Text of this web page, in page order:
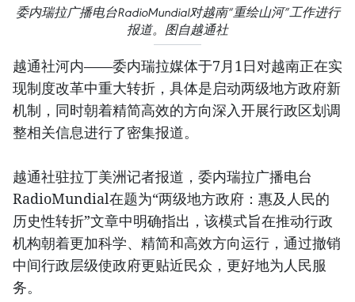
委内瑞拉广播电台RadioMundial对越南“重绘山河”工作进行
报道。图自越通社
越通社河内——委内瑞拉媒体于7月1日对越南正在实
现制度改革中重大转折，具体是启动两级地方政府新
机制，同时朝着精简高效的方向深入开展行政区划调
整相关信息进行了密集报道。
越通社驻拉丁美洲记者报道，委内瑞拉广播电台
RadioMundial在题为“两级地方政府：惠及人民的
历史性转折”文章中明确指出，该模式旨在推动行政
机构朝着更加科学、精简和高效方向运行，通过撤销
中间行政层级使政府更贴近民众，更好地为人民服
务。